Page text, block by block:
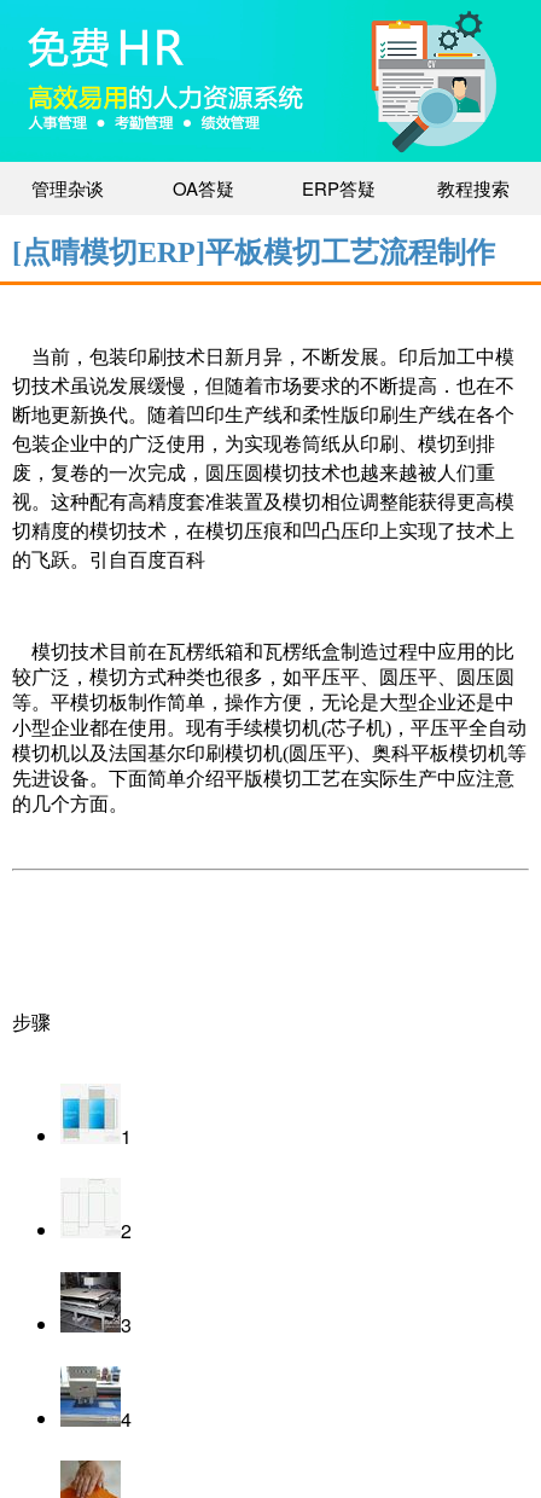
管理杂谈 OA答疑 ERP答疑 教程搜索
[点晴模切ERP]平板模切工艺流程制作
当前，包装印刷技术日新月异，不断发展。印后加工中模
切技术虽说发展缓慢，但随着市场要求的不断提高．也在不
断地更新换代。随着凹印生产线和柔性版印刷生产线在各个
包装企业中的广泛使用，为实现卷筒纸从印刷、模切到排
废，复卷的一次完成，圆压圆模切技术也越来越被人们重
视。这种配有高精度套准装置及模切相位调整能获得更高模
切精度的模切技术，在模切压痕和凹凸压印上实现了技术上
的飞跃。引自百度百科
模切技术目前在瓦楞纸箱和瓦楞纸盒制造过程中应用的比
较广泛，模切方式种类也很多，如平压平、圆压平、圆压圆
等。平模切板制作简单，操作方便，无论是大型企业还是中
小型企业都在使用。现有手续模切机(芯子机)，平压平全自动
模切机以及法国基尔印刷模切机(圆压平)、奥科平板模切机等
先进设备。下面简单介绍平版模切工艺在实际生产中应注意
的几个方面。
步骤
1
2
3
4